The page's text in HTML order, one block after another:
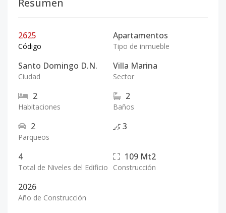
Resumen
2625
Código
Apartamentos
Tipo de inmueble
Santo Domingo D.N.
Ciudad
Villa Marina
Sector
2
Habitaciones
2
Baños
2
Parqueos
3
4
Total de Niveles del Edificio
109 Mt2
Construcción
2026
Año de Construcción